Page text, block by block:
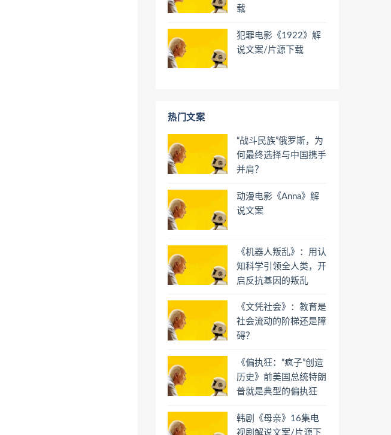
载
犯罪电影《1922》解
说文案/片源下载
热门文案
“战斗民族”俄罗斯，为
何最终选择与中国携手
并肩？
动漫电影《Anna》解
说文案
《机器人叛乱》：用认
知科学引领全人类，开
启反抗基因的叛乱
《文凭社会》：教育是
社会流动的阶梯还是障
碍？
《偏执狂：“疯子”创造
历史》前美国总统特朗
普就是典型的偏执狂
韩剧《母亲》16集电
视剧解说文案/片源下